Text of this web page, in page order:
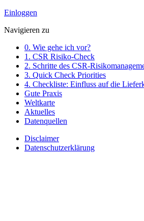
Einloggen
Navigieren zu
0. Wie gehe ich vor?
1. CSR Risiko-Check
2. Schritte des CSR-
3. Quick Check Priorities
4. Checkliste: Einfluss auf die
Gute Praxis
Weltkarte
Aktuelles
Datenquellen
Disclaimer
Datenschutzerklärung